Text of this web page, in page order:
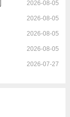
2026-08-05
2026-08-05
2026-08-05
2026-08-05
2026-07-27